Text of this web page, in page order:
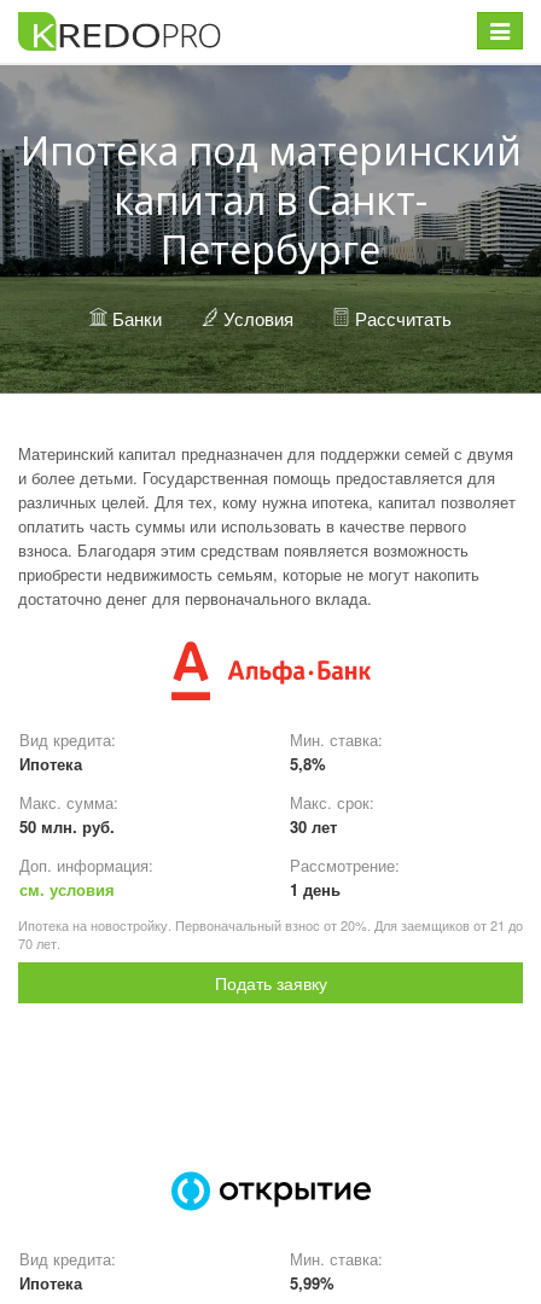
Меню
Ипотека под материнский
капитал в Санкт-
Петербурге
Банки · Условия · Рассчитать
Материнский капитал предназначен для поддержки семей с двумя
и более детьми. Государственная помощь предоставляется для
различных целей. Для тех, кому нужна ипотека, капитал позволяет
оплатить часть суммы или использовать в качестве первого
взноса. Благодаря этим средствам появляется возможность
приобрести недвижимость семьям, которые не могут накопить
достаточно денег для первоначального вклада.
Вид кредита:
Ипотека
Мин. ставка:
5,8%
Макс. сумма:
50 млн. руб.
Макс. срок:
30 лет
Доп. информация:
см. условия
Рассмотрение:
1 день
Ипотека на новостройку. Первоначальный взнос от 20%. Для заемщиков от 21 до
70 лет.
Подать заявку
Вид кредита:
Ипотека
Мин. ставка:
5,99%